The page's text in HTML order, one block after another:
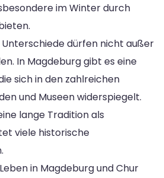
im Winter durch
dürfen nicht außer
In Magdeburg gibt es eine
sich in den zahlreichen
und Museen widerspiegelt.
lange Tradition als
viele historische
in Magdeburg und Chur